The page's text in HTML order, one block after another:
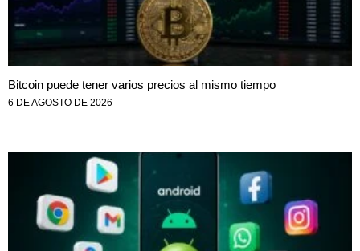
Bitcoin puede tener varios precios al mismo tiempo
6 DE AGOSTO DE 2026